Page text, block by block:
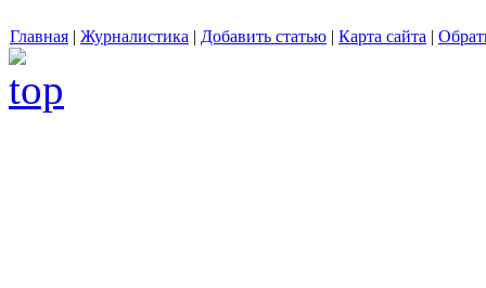
Главная | Журналистика | Добавить статью | Карта сайта |